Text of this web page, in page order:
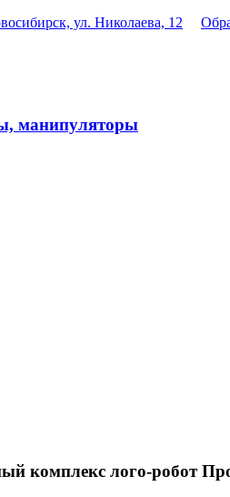
ул. Николаева, 12
манипуляторы
комплекс лого-робот